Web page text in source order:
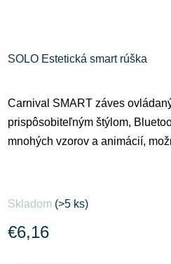
SOLO Estetická smart rúška
Carnival SMART záves
prispôsobiteľným štýlom,
mnohých vzorov a animácií,
Skladom (>5 ks)
€6,16